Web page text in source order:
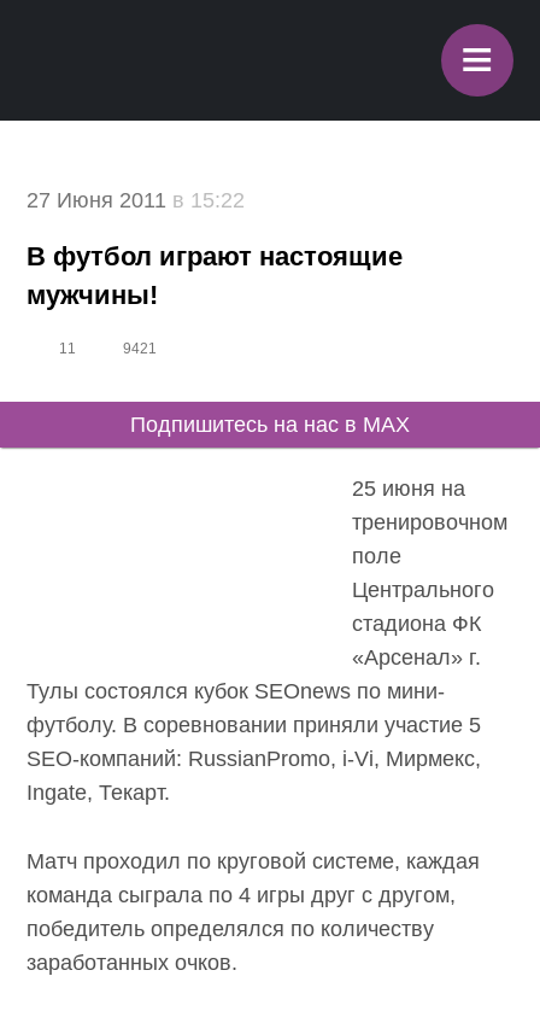
≡
27 Июня 2011 в 15:22
В футбол играют настоящие
мужчины!
11 9421
Подпишитесь на нас в MAX
25 июня на
тренировочном
поле
Центрального
стадиона ФК
«Арсенал» г.
Тулы состоялся кубок SEOnews по мини-
футболу. В соревновании приняли участие 5
SEO-компаний: RussianPromo, i-Vi, Мирмекс,
Ingate, Текарт.
Матч проходил по круговой системе, каждая
команда сыграла по 4 игры друг с другом,
победитель определялся по количеству
заработанных очков.